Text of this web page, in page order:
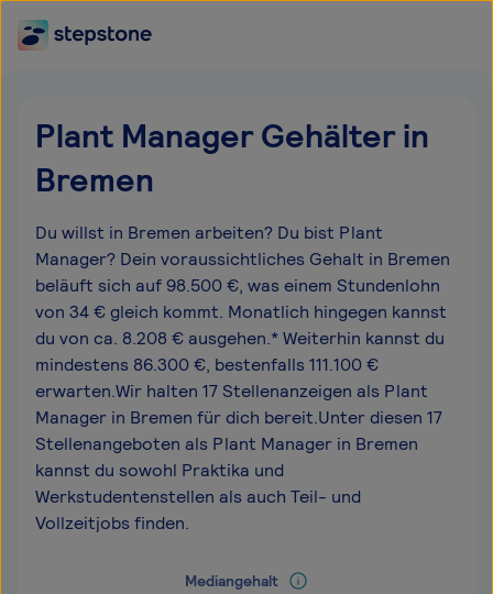
Plant Manager Gehälter in
Bremen
Du willst in Bremen arbeiten? Du bist Plant
Manager? Dein voraussichtliches Gehalt in Bremen
beläuft sich auf 98.500 €, was einem Stundenlohn
von 34 € gleich kommt. Monatlich hingegen kannst
du von ca. 8.208 € ausgehen.* Weiterhin kannst du
mindestens 86.300 €, bestenfalls 111.100 €
erwarten.Wir halten 17 Stellenanzeigen als Plant
Manager in Bremen für dich bereit.Unter diesen 17
Stellenangeboten als Plant Manager in Bremen
kannst du sowohl Praktika und
Werkstudentenstellen als auch Teil- und
Vollzeitjobs finden.
Mediangehalt